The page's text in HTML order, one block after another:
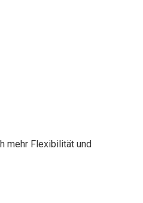
mehr Flexibilität und